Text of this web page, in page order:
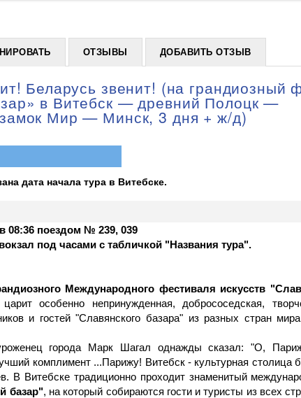
ОТЗЫВЫ ДОБАВИТЬ ОТЗЫВ
Беларусь звенит! (на грандиозный
в Витебск — древний Полоцк —
Мир — Минск, 3 дня + ж/д)
дата начала тура в Витебске.
08:36 поездом № 239, 039
под часами с табличкой "Названия тура".
Международного фестиваля искусств
особенно непринужденная, добрососедская,
и гостей "Славянского базара" из разных стран
города Марк Шагал однажды сказал: "О,
комплимент ...Парижу! Витебск - культурная столица
В Витебске традиционно проходит знаменитый
базар", на который собираются гости и туристы из всех